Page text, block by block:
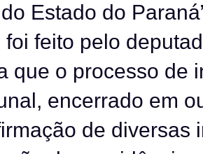
Estado do
foi feito pelo
que o processo de
encerrado em
de diversas